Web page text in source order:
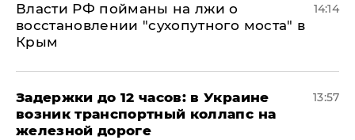
Власти РФ пойманы на лжи о
восстановлении "сухопутного моста" в
Крым
14:14
Задержки до 12 часов: в Украине
возник транспортный коллапс на
железной дороге
13:57